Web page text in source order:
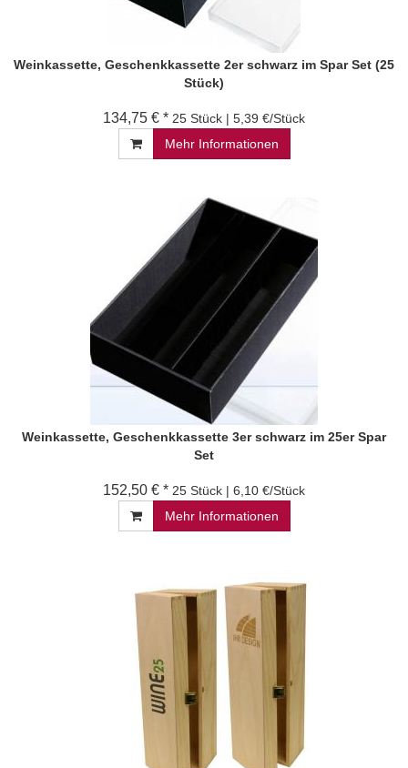
Weinkassette, Geschenkkassette 2er schwarz im Spar Set (25
Stück)
134,75 € * 25 Stück | 5,39 €/Stück
Mehr Informationen
Weinkassette, Geschenkkassette 3er schwarz im 25er Spar
Set
152,50 € * 25 Stück | 6,10 €/Stück
Mehr Informationen